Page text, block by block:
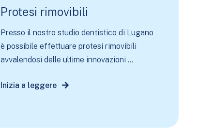
Protesi rimovibili
Presso il nostro studio dentistico di Lugano
è possibile effettuare protesi rimovibili
avvalendosi delle ultime innovazioni ...
Inizia a leggere